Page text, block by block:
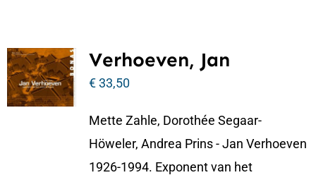
Verhoeven, Jan
€33,50
Mette Zahle, Dorothée Segaar-
Höweler, Andrea Prins - Jan Verhoeven
1926-1994. Exponent van het